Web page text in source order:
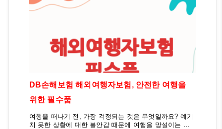
운 환경 속에서도 함께 성장해나갔습니다. 두..
DB손해보험 해외여행자보험, 안전한 여행을
위한 필수품
여행을 떠나기 전, 가장 걱정되는 것은 무엇일까요? 예기
치 못한 상황에 대한 불안감 때문에 여행을 망설이는 분